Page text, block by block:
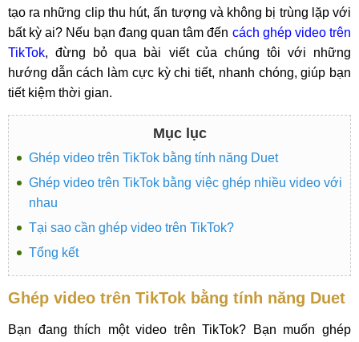
tạo ra những clip thu hút, ấn tượng và không bị trùng lặp với
bất kỳ ai? Nếu bạn đang quan tâm đến cách ghép video trên
TikTok, đừng bỏ qua bài viết của chúng tôi với những
hướng dẫn cách làm cực kỳ chi tiết, nhanh chóng, giúp bạn
tiết kiệm thời gian.
Mục lục
Ghép video trên TikTok bằng tính năng Duet
Ghép video trên TikTok bằng việc ghép nhiều video với
nhau
Tại sao cần ghép video trên TikTok?
Tổng kết
Ghép video trên TikTok bằng tính năng Duet
Bạn đang thích một video trên TikTok? Bạn muốn ghép